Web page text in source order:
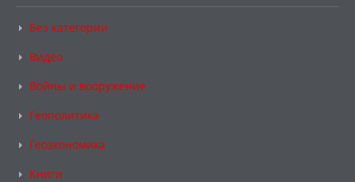
Без категории
Видео
Войны и вооружение
Геополитика
Геоэкономика
Книги